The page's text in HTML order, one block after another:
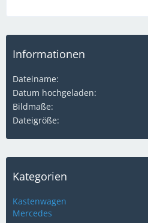
Informationen
Dateiname
Datum hochgeladen
Bildmaße
Dateigröße
Kategorien
Kastenwagen
Mercedes